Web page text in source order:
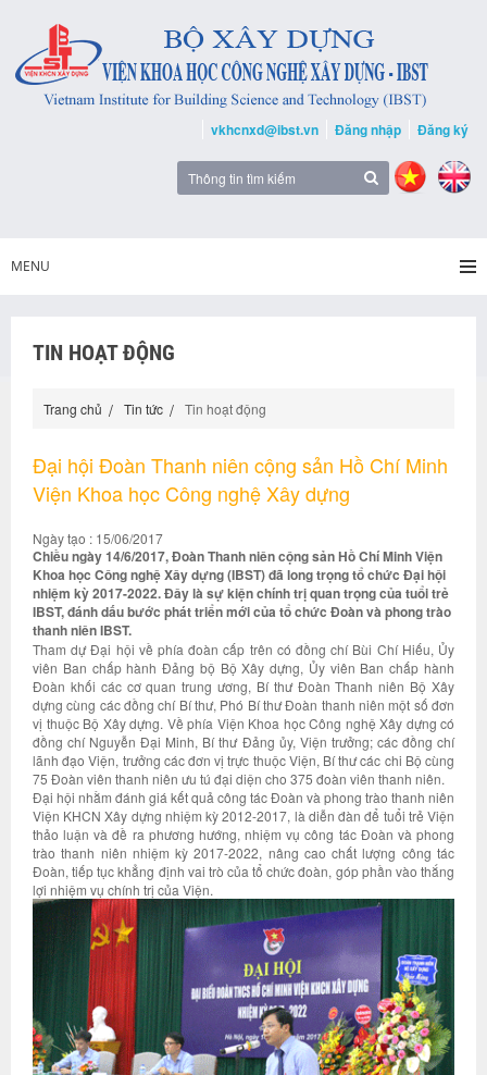
vkhcnxd@ibst.vn Đăng nhập Đăng ký
MENU
TIN HOẠT ĐỘNG
Trang chủ Tin tức Tin hoạt động
Đại hội Đoàn Thanh niên cộng sản Hồ Chí Minh
Viện Khoa học Công nghệ Xây dựng
Ngày tạo : 15/06/2017
Chiều ngày 14/6/2017, Đoàn Thanh niên cộng sản Hồ Chí Minh Viện
Khoa học Công nghệ Xây dựng (IBST) đã long trọng tổ chức Đại hội
nhiệm kỳ 2017-2022. Đây là sự kiện chính trị quan trọng của tuổi trẻ
IBST, đánh dấu bước phát triển mới của tổ chức Đoàn và phong trào
thanh niên IBST.
Tham dự Đại hội về phía đoàn cấp trên có đồng chí Bùi Chí Hiếu, Ủy
viên Ban chấp hành Đảng bộ Bộ Xây dựng, Ủy viên Ban chấp hành
Đoàn khối các cơ quan trung ương, Bí thư Đoàn Thanh niên Bộ Xây
dựng cùng các đồng chí Bí thư, Phó Bí thư Đoàn thanh niên một số đơn
vị thuộc Bộ Xây dựng. Về phía Viện Khoa học Công nghệ Xây dựng có
đồng chí Nguyễn Đại Minh, Bí thư Đảng ủy, Viện trưởng; các đồng chí
lãnh đạo Viện, trưởng các đơn vị trực thuộc Viện, Bí thư các chi Bộ cùng
75 Đoàn viên thanh niên ưu tú đại diện cho 375 đoàn viên thanh niên.
Đại hội nhằm đánh giá kết quả công tác Đoàn và phong trào thanh niên
Viện KHCN Xây dựng nhiệm kỳ 2012-2017, là diễn đàn để tuổi trẻ Viện
thảo luận và đề ra phương hướng, nhiệm vụ công tác Đoàn và phong
trào thanh niên nhiệm kỳ 2017-2022, nâng cao chất lượng công tác
Đoàn, tiếp tục khẳng định vai trò của tổ chức đoàn, góp phần vào thắng
lợi nhiệm vụ chính trị của Viện.